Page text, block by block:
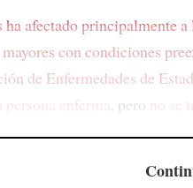
afectado principalmente a
con condiciones
de Enfermedades de
persona enferma , pero no se